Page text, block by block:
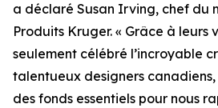
a déclaré Susan Irving, chef du
Produits Kruger. « Grâce à leurs
seulement célébré l’incroyable
talentueux designers
des fonds essentiels pour nous